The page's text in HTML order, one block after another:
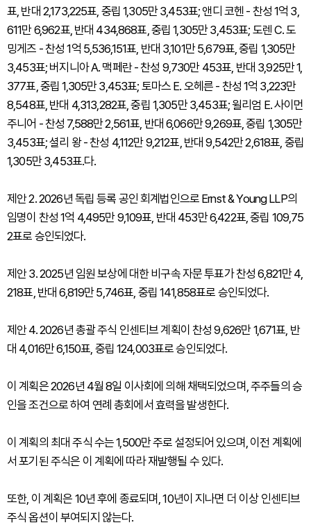
표, 반대 2,173,225표, 중립 1,305만 3,453표; 앤디 코헨 - 찬성 1억 3,
611만 6,962표, 반대 434,868표, 중립 1,305만 3,453표; 도렌 C. 도
밍게즈 - 찬성 1억 5,536,151표, 반대 3,101만 5,679표, 중립 1,305만
3,453표; 버지니아 A. 맥페란 - 찬성 9,730만 453표, 반대 3,925만 1,
377표, 중립 1,305만 3,453표; 토마스 E. 오헤른 - 찬성 1억 3,223만
8,548표, 반대 4,313,282표, 중립 1,305만 3,453표; 윌리엄 E. 사이먼
주니어 - 찬성 7,588만 2,561표, 반대 6,066만 9,269표, 중립 1,305만
3,453표; 셜리 왕 - 찬성 4,112만 9,212표, 반대 9,542만 2,618표, 중립
1,305만 3,453표.다.
제안 2. 2026년 독립 등록 공인 회계법인으로 Ernst & Young LLP의
임명이 찬성 1억 4,495만 9,109표, 반대 453만 6,422표, 중립 109,75
2표로 승인되었다.
제안 3. 2025년 임원 보상에 대한 비구속 자문 투표가 찬성 6,821만 4,
218표, 반대 6,819만 5,746표, 중립 141,858표로 승인되었다.
제안 4. 2026년 총괄 주식 인센티브 계획이 찬성 9,626만 1,671표, 반
대 4,016만 6,150표, 중립 124,003표로 승인되었다.
이 계획은 2026년 4월 8일 이사회에 의해 채택되었으며, 주주들의 승
인을 조건으로 하여 연례 총회에서 효력을 발생한다.
이 계획의 최대 주식 수는 1,500만 주로 설정되어 있으며, 이전 계획에
서 포기된 주식은 이 계획에 따라 재발행될 수 있다.
또한, 이 계획은 10년 후에 종료되며, 10년이 지나면 더 이상 인센티브
주식 옵션이 부여되지 않는다.